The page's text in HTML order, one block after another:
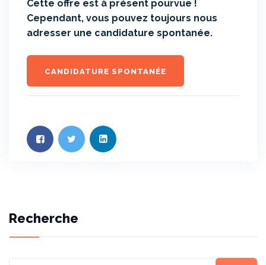
Cette offre est à présent pourvue !
Cependant, vous pouvez toujours nous
adresser une candidature spontanée.
CANDIDATURE SPONTANÉE
Recherche